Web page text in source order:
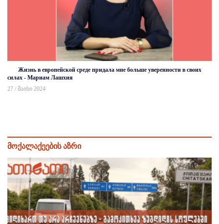
Жизнь в европейской среде придала мне больше уверенности в своих
силах - Мариам Лашхия
27 / მაისი 2024
მოქალაქეების აზრი